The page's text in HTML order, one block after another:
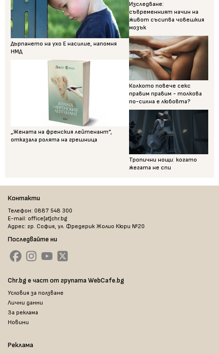
Дърпането на ухо Е насилие, напомня
НМД
„Жената на френския лейтенант“,
отказала ролята на грешница
Изследване:
съвременният начин на
живот съсипва човешкия
мозък
Колкото повече секс
правим правим - толкова
по-силна е любовта?
Тропични нощи: когато
жегата не спи
Контакти
Телефон: 0887 548 300
E-mail: office[at]chr.bg
Адрес: гр. София, ул. Фредерик Жолио Кюри №20
Последвайте ни
Chr.bg е част от групата WebCafe.bg
Условия за ползване
Лични данни
За реклама
Новини
Реклама